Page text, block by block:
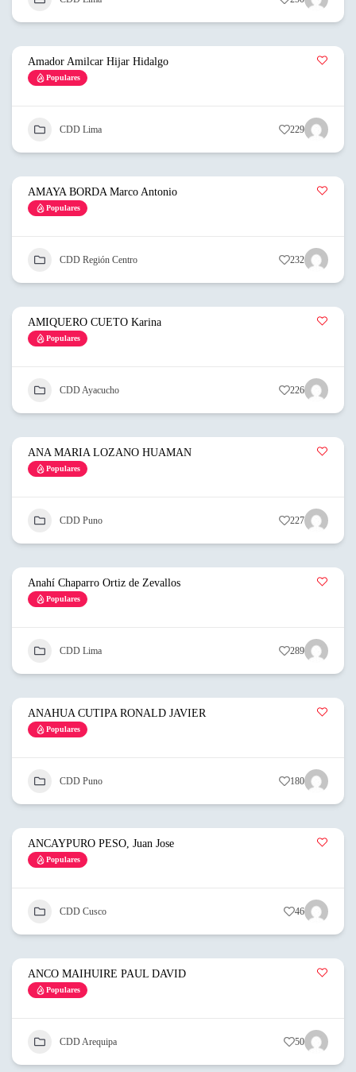
Amador Amilcar Hijar Hidalgo
Populares
CDD Lima 229
AMAYA BORDA Marco Antonio
Populares
CDD Región Centro 232
AMIQUERO CUETO Karina
Populares
CDD Ayacucho 226
ANA MARIA LOZANO HUAMAN
Populares
CDD Puno 227
Anahí Chaparro Ortiz de Zevallos
Populares
CDD Lima 289
ANAHUA CUTIPA RONALD JAVIER
Populares
CDD Puno 180
ANCAYPURO PESO, Juan Jose
Populares
CDD Cusco 46
ANCO MAIHUIRE PAUL DAVID
Populares
CDD Arequipa 50